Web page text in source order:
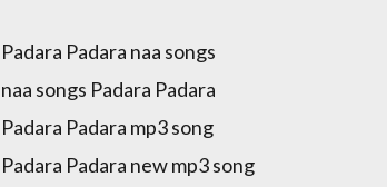
Padara Padara naa songs
naa songs Padara Padara
Padara Padara mp3 song
Padara Padara new mp3 song